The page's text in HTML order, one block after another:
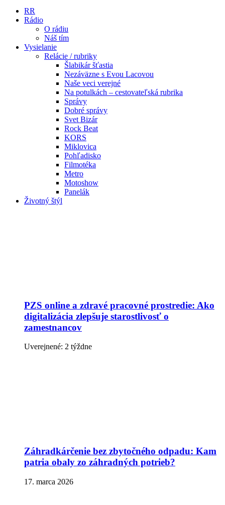
RR
Rádio
O rádiu
Náš tím
Vysielanie
Relácie / rubriky
Šlabikár šťastia
Nezáväzne s Evou Lacovou
Naše veci verejné
Na potulkách – cestovateľská rubrika
Správy
Dobré správy
Svet Bizár
Rock Beat
KORS
Miklovica
Pohľadisko
Filmotéka
Metro
Motoshow
Panelák
Životný štýl
PZS online a zdravé pracovné prostredie: Ako
digitalizácia zlepšuje starostlivosť o
zamestnancov
Uverejnené: 2 týždne
Záhradkárčenie bez zbytočného odpadu: Kam
patria obaly zo záhradných potrieb?
17. marca 2026